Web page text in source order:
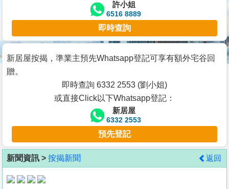
宅
谷
按
客
地
產
許小姐
6516 8889
即時查詢
新居屋按揭，準業主預先Whatsapp登記可享有額外宅谷回
贈。
即時查詢 6332 2553 (劉小姐)
或直接Click以下Whatsapp登記：
新居屋
6332 2553
預先登記
新聞資訊 > 按揭新聞 返回